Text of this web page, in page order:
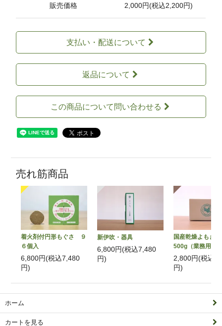
販売価格 2,000円(税込2,200円)
支払い・配送について
返品について
この商品について問い合わせる
売れ筋商品
着火剤付円形もぐさ ９
６個入
6,800円(税込7,480
円)
新伊吹・器具
6,800円(税込7,480
円)
国産乾燥よもぎ
500g（業務用）
2,800円(税込
円)
ホーム
カートを見る